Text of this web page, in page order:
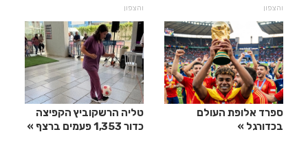
והצפון
והצפון
ספרד אלופת העולם
בכדורגל
טליה הרשקוביץ הקפיצה
כדור 1,353 פעמים ברצף